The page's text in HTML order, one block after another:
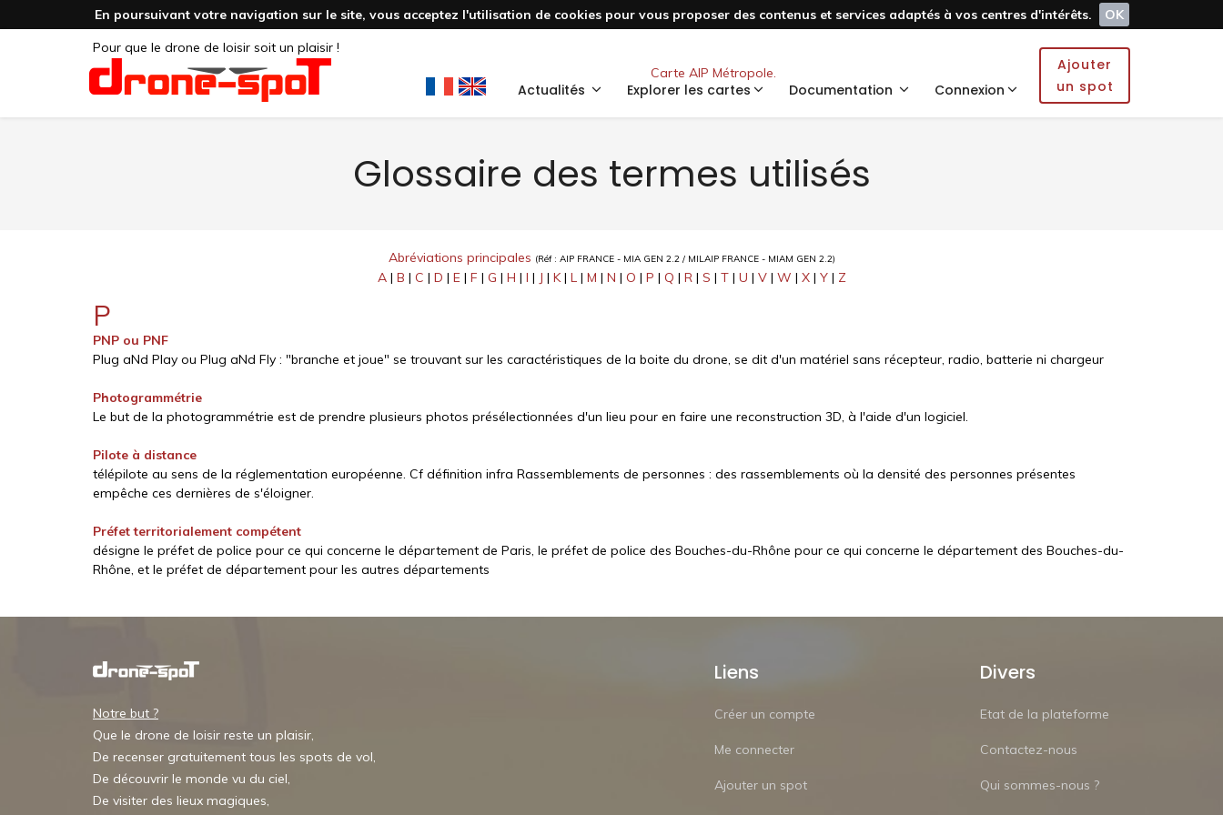
En poursuivant votre navigation sur le site, vous acceptez l'utilisation de cookies pour vous proposer des contenus et services adaptés à vos centres d'intérêts.
OK
Pour que le drone de loisir soit un plaisir !
Carte AIP Métropole.
Actualités Explorer les cartes Documentation Connexion
Ajouter
un spot
Glossaire des termes utilisés
Abréviations principales (Réf : AIP FRANCE - MIA GEN 2.2 / MILAIP FRANCE - MIAM GEN 2.2)
A| B | C | D | E| F | G | H | I | J | K| L| M | N | O | P | Q | R| S | T| U | V| W | X| Y| Z
P
PNP ou PNF
Plug aNd Play ou Plug aNd Fly : "branche et joue" se trouvant sur les caractéristiques de la boite du drone, se dit d'un matériel sans récepteur, radio, batterie ni chargeur
Photogrammétrie
Le but de la photogrammétrie est de prendre plusieurs photos présélectionnées d'un lieu pour en faire une reconstruction 3D, à l'aide d'un logiciel.
Pilote à distance
télépilote au sens de la réglementation européenne. Cf définition infra Rassemblements de personnes : des rassemblements où la densité des personnes présentes
empêche ces dernières de s'éloigner.
Préfet territorialement compétent
désigne le préfet de police pour ce qui concerne le département de Paris, le préfet de police des Bouches-du-Rhône pour ce qui concerne le département des Bouches-du-
Rhône, et le préfet de département pour les autres départements
Notre but ?
Que le drone de loisir reste un plaisir,
De recenser gratuitement tous les spots de vol,
De découvrir le monde vu du ciel,
De visiter des lieux magiques,
Liens
Créer un compte
Me connecter
Ajouter un spot
Divers
Etat de la plateforme
Contactez-nous
Qui sommes-nous ?